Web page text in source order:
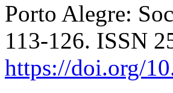
Porto Alegre:
113-126. ISSN
https://doi.org/